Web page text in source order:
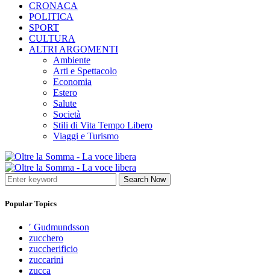
CRONACA
POLITICA
SPORT
CULTURA
ALTRI ARGOMENTI
Ambiente
Arti e Spettacolo
Economia
Estero
Salute
Società
Stili di Vita Tempo Libero
Viaggi e Turismo
Search Now
Popular Topics
′ Gudmundsson
zucchero
zuccherificio
zuccarini
zucca